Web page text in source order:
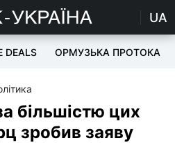
UA
DEALS ОРМУЗЬКА ПРОТОКА
більшістю цих
зробив заяву